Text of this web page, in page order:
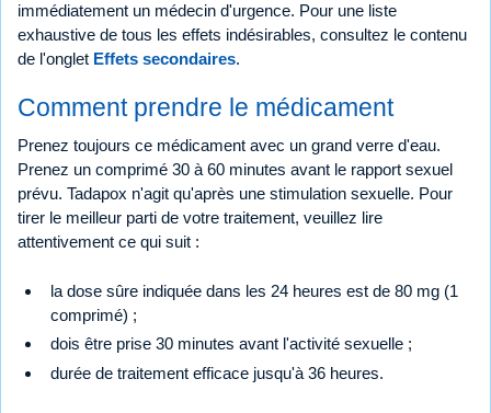
immédiatement un médecin d'urgence. Pour une liste
exhaustive de tous les effets indésirables, consultez le contenu
de l'onglet Effets secondaires.
Comment prendre le médicament
Prenez toujours ce médicament avec un grand verre d'eau.
Prenez un comprimé 30 à 60 minutes avant le rapport sexuel
prévu. Tadapox n'agit qu'après une stimulation sexuelle. Pour
tirer le meilleur parti de votre traitement, veuillez lire
attentivement ce qui suit :
la dose sûre indiquée dans les 24 heures est de 80 mg (1
comprimé) ;
dois être prise 30 minutes avant l'activité sexuelle ;
durée de traitement efficace jusqu'à 36 heures.